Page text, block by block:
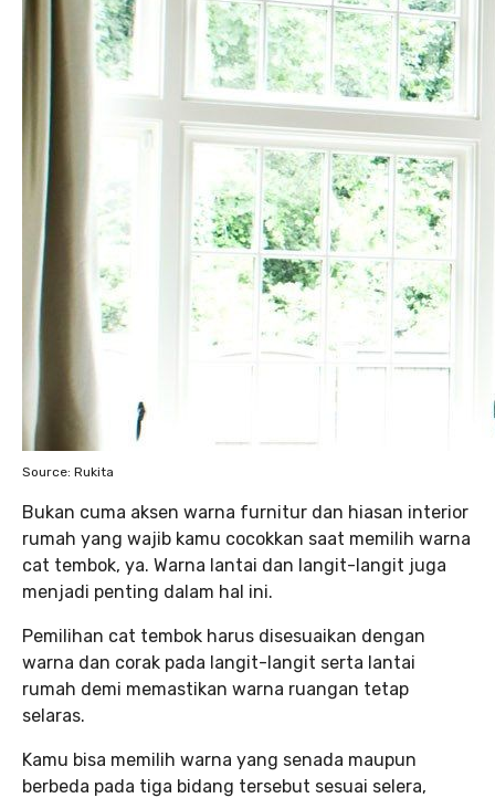
Source: Rukita
Bukan cuma aksen warna furnitur dan hiasan interior
rumah yang wajib kamu cocokkan saat memilih warna
cat tembok, ya. Warna lantai dan langit-langit juga
menjadi penting dalam hal ini.
Pemilihan cat tembok harus disesuaikan dengan
warna dan corak pada langit-langit serta lantai
rumah demi memastikan warna ruangan tetap
selaras.
Kamu bisa memilih warna yang senada maupun
berbeda pada tiga bidang tersebut sesuai selera,